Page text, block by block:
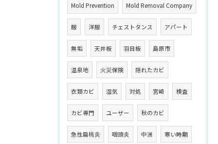
Mold Prevention Mold Removal Company
服 洋服 チェストタンス アパート
無垢 天井板 羽目板 島原市
温泉地 火災保険 隠れたカビ
衣類カビ 湿気 対処 宮崎 検査
カビ専門 ユーザー 秋のカビ
急性扁桃炎 咽頭炎 中洲 寒い時期